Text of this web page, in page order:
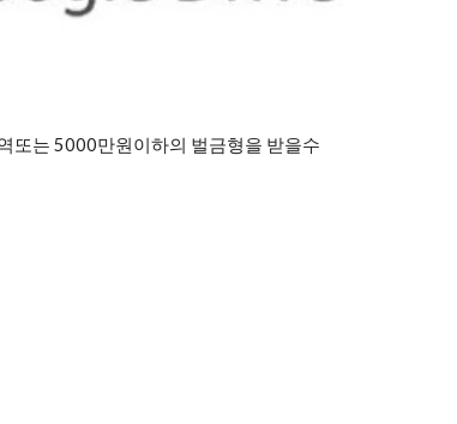
또는 5000만원이하의 벌금형을 받을수